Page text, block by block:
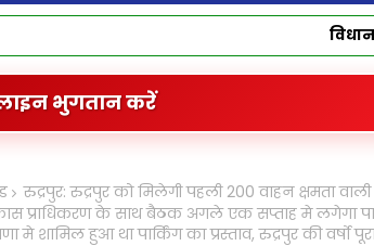
भुगतान करें
रुद्रपुर: रुद्रपुर को मिलेगी पहली 200 वाहन क्षमता
प्राधिकरण के साथ बैठक अगले एक सप्ताह मे लगेगा
मे शामिल हुआ था पार्किंग का प्रस्ताव, रुद्रपुर की वर्षो